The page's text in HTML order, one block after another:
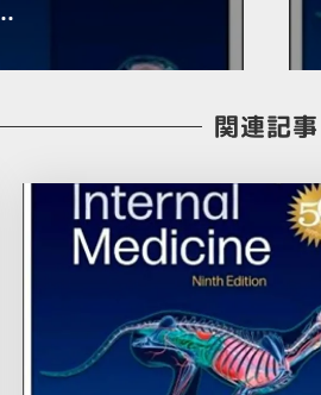
関連記事